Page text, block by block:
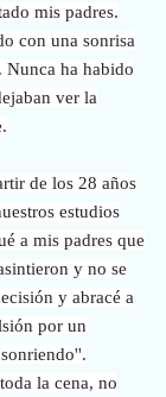
mis padres.
con una sonrisa
Nunca ha habido
ver la
de los 28 años
estudios
a mis padres que
y no se
y abracé a
por un
la cena, no